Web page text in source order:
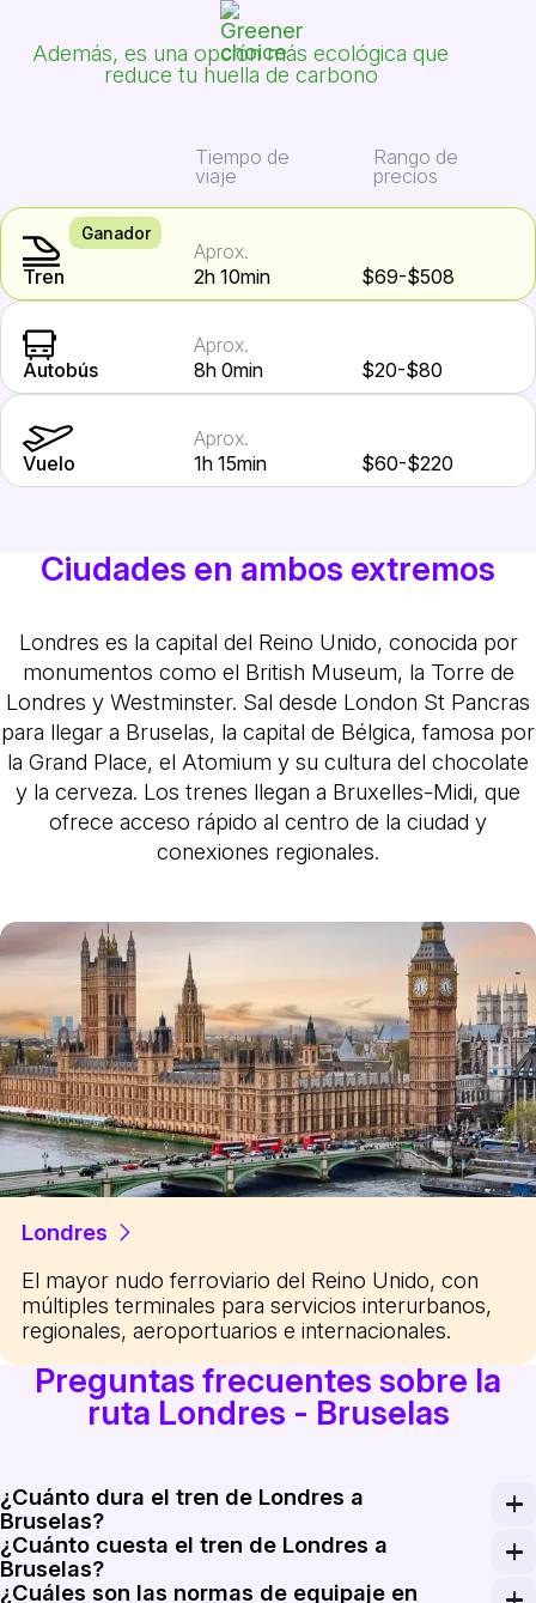
Además, es una opción más ecológica que
reduce tu huella de carbono
Tiempo de
viaje
Rango de
precios
Ganador
Tren
Aprox.
2h 10min
$69-$508
Autobús
Aprox.
8h 0min
$20-$80
Vuelo
Aprox.
1h 15min
$60-$220
Ciudades en ambos extremos
Londres es la capital del Reino Unido, conocida por
monumentos como el British Museum, la Torre de
Londres y Westminster. Sal desde London St Pancras
para llegar a Bruselas, la capital de Bélgica, famosa por
la Grand Place, el Atomium y su cultura del chocolate
y la cerveza. Los trenes llegan a Bruxelles-Midi, que
ofrece acceso rápido al centro de la ciudad y
conexiones regionales.
Londres
El mayor nudo ferroviario del Reino Unido, con
múltiples terminales para servicios interurbanos,
regionales, aeroportuarios e internacionales.
Preguntas frecuentes sobre la
ruta Londres - Bruselas
¿Cuánto dura el tren de Londres a
Bruselas?
El tiempo de viaje programado típico en los servicios
¿Cuánto cuesta el tren de Londres a
Bruselas?
Los precios de un billete de ida en Eurostar suelen
¿Cuáles son las normas de equipaje en